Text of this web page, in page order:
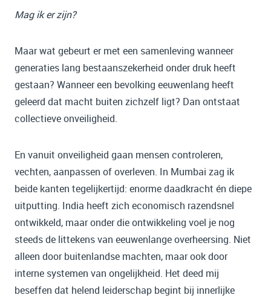
Mag ik er zijn?
Maar wat gebeurt er met een samenleving wanneer
generaties lang bestaanszekerheid onder druk heeft
gestaan? Wanneer een bevolking eeuwenlang heeft
geleerd dat macht buiten zichzelf ligt? Dan ontstaat
collectieve onveiligheid.
En vanuit onveiligheid gaan mensen controleren,
vechten, aanpassen of overleven. In Mumbai zag ik
beide kanten tegelijkertijd: enorme daadkracht én diepe
uitputting. India heeft zich economisch razendsnel
ontwikkeld, maar onder die ontwikkeling voel je nog
steeds de littekens van eeuwenlange overheersing. Niet
alleen door buitenlandse machten, maar ook door
interne systemen van ongelijkheid. Het deed mij
beseffen dat helend leiderschap begint bij innerlijke